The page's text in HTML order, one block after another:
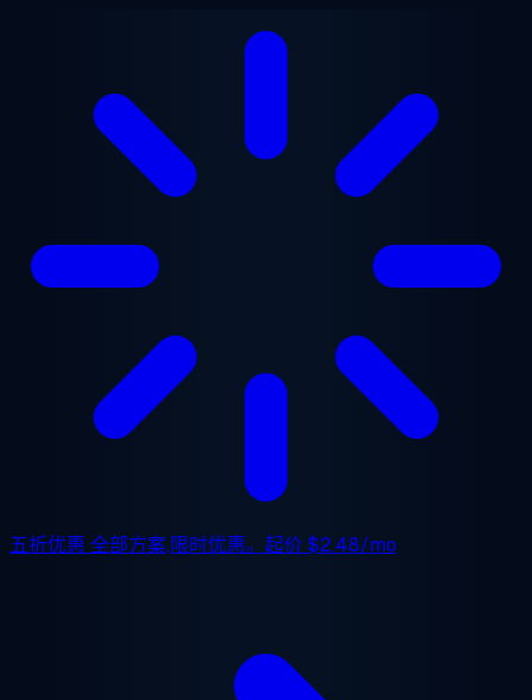
五折优惠 全部方案,限时优惠。起价$2.48/mo